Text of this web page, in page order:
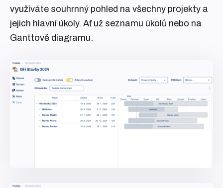
využíváte souhrnný pohled na všechny projekty a
jejich hlavní úkoly. Ať už seznamu úkolů nebo na
Ganttově diagramu.